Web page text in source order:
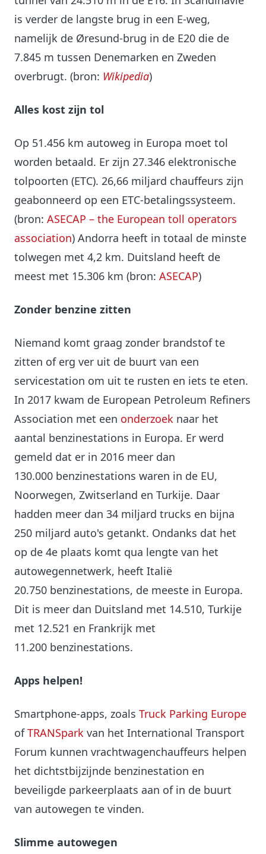
is verder de langste brug in een E-weg,
namelijk de Øresund-brug in de E20 die de
7.845 m tussen Denemarken en Zweden
overbrugt. (bron: Wikipedia)
Alles kost zijn tol
Op 51.456 km autoweg in Europa moet tol
worden betaald. Er zijn 27.346 elektronische
tolpoorten (ETC). 26,66 miljard chauffeurs zijn
geabonneerd op een ETC-betalingssysteem.
(bron: ASECAP – the European toll operators
association) Andorra heeft in totaal de minste
tolwegen met 4,2 km. Duitsland heeft de
meest met 15.306 km (bron: ASECAP)
Zonder benzine zitten
Niemand komt graag zonder brandstof te
zitten of erg ver uit de buurt van een
servicestation om uit te rusten en iets te eten.
In 2017 kwam de European Petroleum Refiners
Association met een onderzoek naar het
aantal benzinestations in Europa. Er werd
gemeld dat er in 2016 meer dan
130.000 benzinestations waren in de EU,
Noorwegen, Zwitserland en Turkije. Daar
hadden meer dan 34 miljard trucks en bijna
250 miljard auto's getankt. Ondanks dat het
op de 4e plaats komt qua lengte van het
autowegennetwerk, heeft Italië
20.750 benzinestations, de meeste in Europa.
Dit is meer dan Duitsland met 14.510, Turkije
met 12.521 en Frankrijk met
11.200 benzinestations.
Apps helpen!
Smartphone-apps, zoals Truck Parking Europe
ofTRANSpark van het International Transport
Forum kunnen vrachtwagenchauffeurs helpen
het dichtstbijzijnde benzinestation en
beveiligde parkeerplaats aan of in de buurt
van autowegen te vinden.
Slimme autowegen